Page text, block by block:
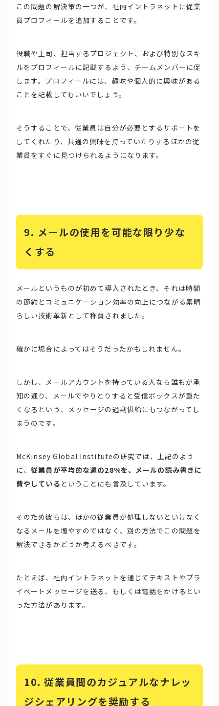
この問題の解決策の一つが、社内イントラネットに従業
員プロフィールを追加することです。
役職や上司、担当するプロジェクト、および特別なスキ
ルをプロフィールに記載するよう、チームメンバーに促
します。プロフィールには、趣味や個人的に興味がある
ことを記載してもいいでしょう。
そうすることで、従業員は自分が必要とするサポートを
してくれたり、共通の興味を持っていたりするほかの従
業員をすぐに見つけられるようになります。
9. メールの使用を可能な限り少な
くする
メールというものが初めて導入されたとき、それは時間
の節約とコミュニケーション効率の向上につながる素晴
らしい技術革新として称賛されました。
確かに場合によってはそうだったかもしれません。
しかし、メールアカウントを持っている人なら誰もが承
知の通り、メールでやりとりすると受信ボックスが重た
くなるという、メッセージの過剰供給にもつながってし
まうのです。
McKinsey Global Instituteの研究では、上記のよう
に、従業員が平均的な週の28%を、メールの読み書きに
費やしている ということにも言及しています。
そのため彼らは、ほかの従業員が処理しないといけなく
なるメールを増やすのではなく、別の方法でこの問題を
解決できるかどうか考えるべきです。
たとえば、社内イントラネットを通じてテキストやプラ
イベートメッセージを送る、もしくは電話をかけるとい
った方法があります。
10. 従業員間のカジュアルなナレッ
ジシェアリングを奨励する